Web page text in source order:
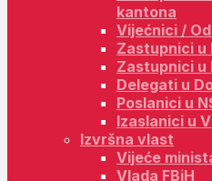
kantona
Vijećnici /
Zastupnici u
Zastupnici u
Delegati u
Poslanici u
Izaslanici u
Izvršna vlast
Vijeće
Vlada FBiH